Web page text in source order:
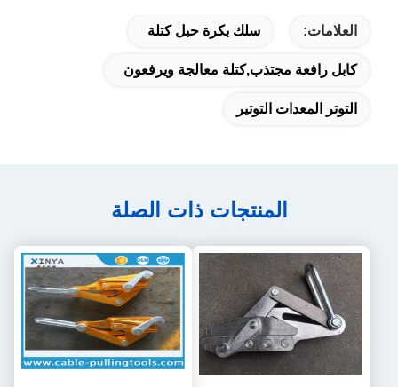
سلك بكرة حبل كتلة
مجتذب,كتلة معالجة ويرفعون
التوتير
المنتجات ذات الصلة